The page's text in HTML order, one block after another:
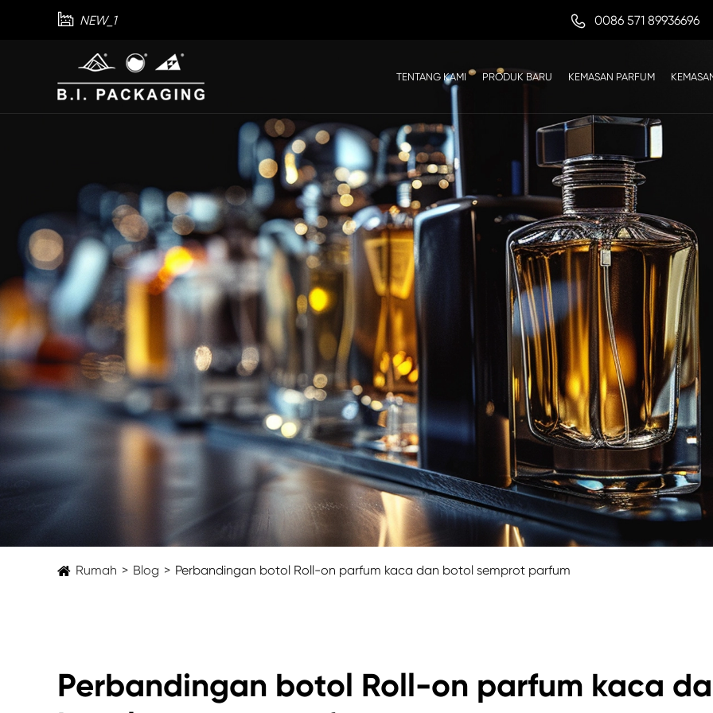
 NEW_1  0086 571 89936696
TENTANG KAMI PRODUK BARU KEMASAN PARFUM
Rumah Blog Perbandingan botol Roll-on parfum kaca dan botol semprot parfum
Perbandingan botol Roll-on parfum kaca